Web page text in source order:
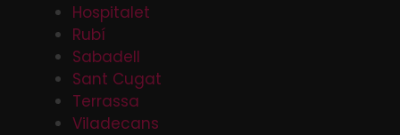
Hospitalet
Rubí
Sabadell
Sant Cugat
Terrassa
Viladecans